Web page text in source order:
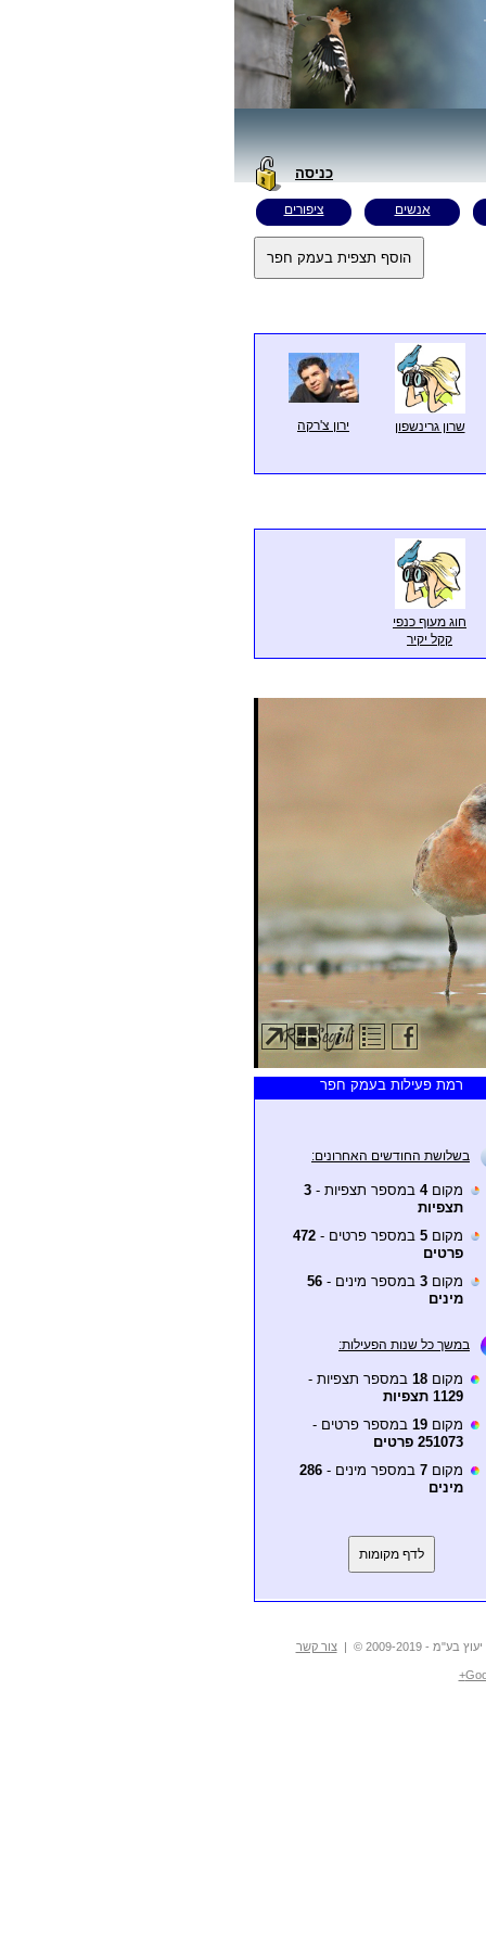
כניסה
אנשים ציפורים
שרון גרינשפון ירון צ'רקה
חוג מעוף כנפי
קקל יקיר
רמת פעילות בעמק חפר
בשלושת החודשים האחרונים:
מקום4 במספר תצפיות - 3
תצפיות
מקום 5 במספר פרטים - 472
פרטים
מקום 3 במספר מינים - 56
מינים
במשך כל שנות הפעילות:
מקום 18 במספר תצפיות -
1129 תצפיות
מקום 19 במספר פרטים -
251073 פרטים
מקום 7 במספר מינים - 286
מינים
לדף מקומות
- 2009-2019 © | צור קשר